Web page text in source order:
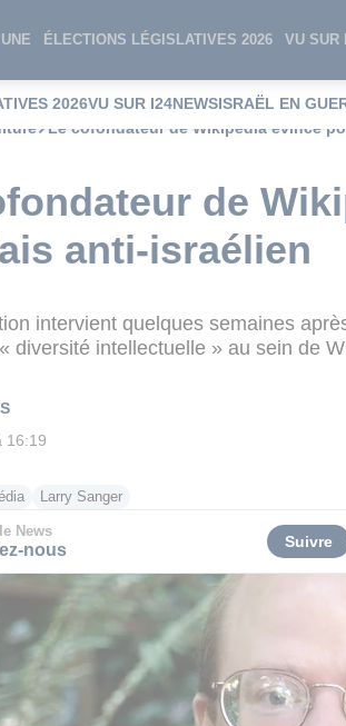
ÉLECTIONS LÉGISLATIVES 2026 VU SUR
2026VU SUR I24NEWSISRAËL EN
Le cofondateur de Wikipédia évincé
de
anti-israélien
intervient quelques semaines
diversité intellectuelle » au sein de
16:19
Larry Sanger
News
nous Suivre